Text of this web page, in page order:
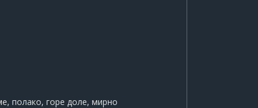
полако, горе доле, мирно